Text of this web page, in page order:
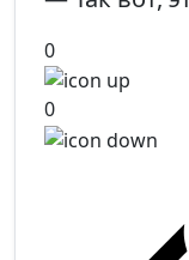
0
0